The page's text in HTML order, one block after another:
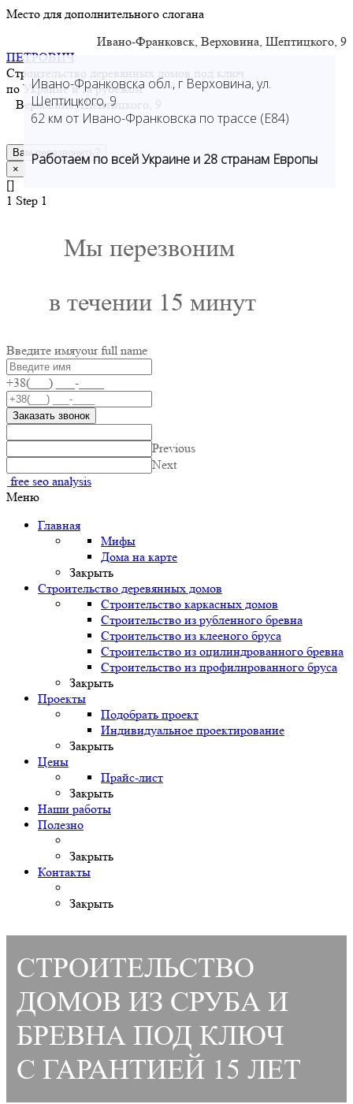
Место для дополнительного слогана
Ивано-Франковск, Верховина, Шептицкого, 9
ПЕТРОВИЧ
Строительство деревянных домов под ключ
по Украине и за рубежом
Верховина, Шептицкого, 9
Вам перезвонить?
×
[]
1 Step 1
Мы перезвоним
в течении 15 минут
Введите имяyour full name
+38(___) ___-____
Заказать звонок
Previous
Next
free seo analysis
Меню
Главная
Мифы
Дома на карте
Закрыть
Строительство деревянных домов
Строительство каркасных домов
Строительство из рубленного бревна
Строительство из клееного бруса
Строительство из оцилиндрованного бревна
Строительство из профилированного бруса
Закрыть
Проекты
Подобрать проект
Индивидуальное проектирование
Закрыть
Цены
Прайс-лист
Закрыть
Наши работы
Полезно
Закрыть
Контакты
Закрыть
СТРОИТЕЛЬСТВО
ДОМОВ ИЗ СРУБА И
БРЕВНА ПОД КЛЮЧ
С ГАРАНТИЕЙ 15 ЛЕТ
Ивано-Франковска обл., г Верховина, ул.
Шептицкого, 9
62 км от Ивано-Франковска по трассе (Е84)
Работаем по всей Украине и 28 странам Европы